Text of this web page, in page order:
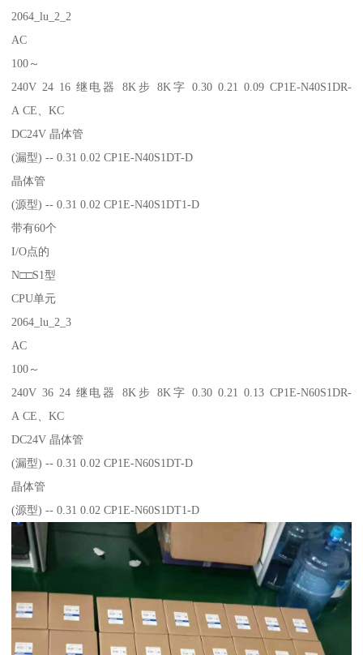
2064_lu_2_2
AC
100～
240V 24 16 继电器 8K步 8K字 0.30 0.21 0.09 CP1E-N40S1DR-
A CE、KC
DC24V 晶体管
(漏型) -- 0.31 0.02 CP1E-N40S1DT-D
晶体管
(源型) -- 0.31 0.02 CP1E-N40S1DT1-D
带有60个
I/O点的
N□□S1型
CPU单元
2064_lu_2_3
AC
100～
240V 36 24 继电器 8K步 8K字 0.30 0.21 0.13 CP1E-N60S1DR-
A CE、KC
DC24V 晶体管
(漏型) -- 0.31 0.02 CP1E-N60S1DT-D
晶体管
(源型) -- 0.31 0.02 CP1E-N60S1DT1-D